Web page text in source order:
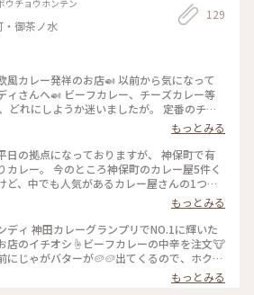
ウチョウホンテン
・御茶ノ水
129
発祥のお店🍛 以前から気になって
カレー、チーズカレー等
どれにしようか迷いましたが。 定番のチキ
みました🍛 辛さは３段階から選べます。 ど
ト🥔が２つカレーの前に運ばれてきます。 茹
ト🥔✨ これだけでも満腹。 メインのカ
とたっぷりのフルーツや野菜を煮詰めた甘さ
りにくいですが、ライ
ッピングされ、漬物も添えられています。 ま
り #Myことりっぷ #
保町 #カレー #食欲の秋 #ランチ #行列 #グ
舗 #欧風カレー
もっとみる
日の拠点になっておりますが、 神保町で有
カレー。 今のところ神保町のカレー屋5件く
ど、中でも人気があるカレー屋さんの1つ、
タにアップしたら行ったことあるー！って
再確認。 お値段はちょっと張る
いったのに階段の1階まで並ぶ並ぶ……（お
） ゆでじゃがいもはサービスで付いてい
は食べ放題。 今回はビーフカレーにしました
！！ チーズは最初からかかっているのです
る味でした。 お支払いは現金のみ
もっとみる
ディ 神田カレーグランプリでNO.1に輝いた
店のイチオシ☝️ビーフカレーの中辛を注文🐮
にじゃがバターが🥔🥔出てくるので、ホクホ
ちょっと残してカレーが来たら乗せちゃいま
プのようなカレーの器に入ったビーフカレ
もっとみる